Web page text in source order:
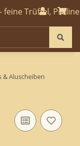
Aluscheiben